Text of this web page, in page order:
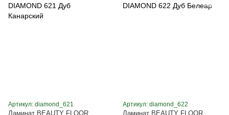
Артикул: diamond_621
Ламинат BEAUTY FLOOR
Артикул: diamond_622
Ламинат BEAUTY FLOOR